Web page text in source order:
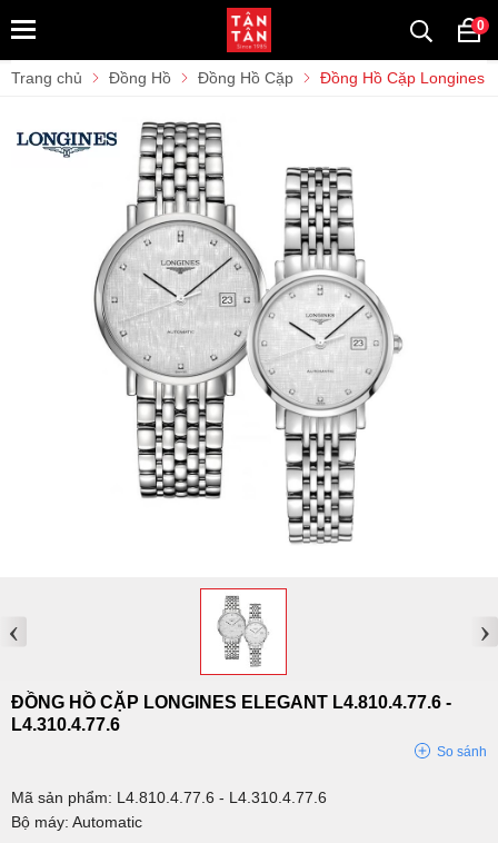
0
Trang chủ Đồng Hồ Đồng Hồ Cặp Đồng Hồ Cặp Longines
‹ ›
ĐỒNG HỒ CẶP LONGINES ELEGANT L4.810.4.77.6 -
L4.310.4.77.6
So sánh
Mã sản phẩm: L4.810.4.77.6 - L4.310.4.77.6
Bộ máy: Automatic